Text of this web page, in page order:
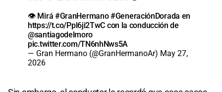
👁️ Mirá #GranHermano#GeneraciónDorada en
https://t.co/Ppl6ji2TwC con la conducción de
@santiagodelmoro
pic.twitter.com/TN6nhNws5A
— Gran Hermano (@GranHermanoAr) May 27,
2026